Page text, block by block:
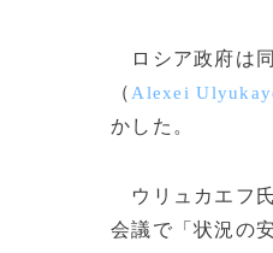
ロシア政府は
（ Alexei
かした。
ウリュカエフ
会議で「状況の